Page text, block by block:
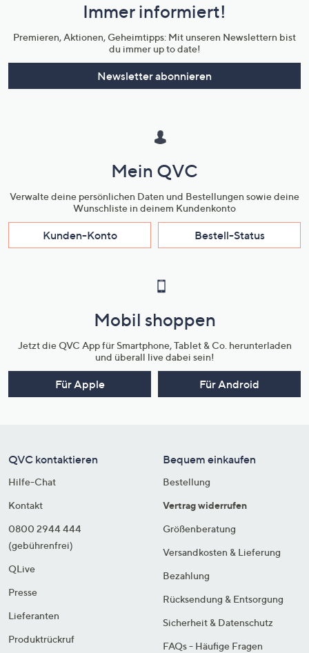
Unternehmensinformationen
Immer informiert!
Premieren, Aktionen, Geheimtipps: Mit unseren Newslettern bist
du immer up to date!
Newsletter abonnieren
Mein QVC
Verwalte deine persönlichen Daten und Bestellungen sowie deine
Wunschliste in deinem Kundenkonto
Kunden-Konto Bestell-Status
Mobil shoppen
Jetzt die QVC App für Smartphone, Tablet & Co. herunterladen
und überall live dabei sein!
Für Apple Für Android
QVC kontaktieren
Hilfe-Chat
Kontakt
0800 2944 444
(gebührenfrei)
QLive
Presse
Lieferanten
Produktrückruf
Bequem einkaufen
Bestellung
Vertrag widerrufen
Größenberatung
Versandkosten & Lieferung
Bezahlung
Rücksendung & Entsorgung
Sicherheit & Datenschutz
FAQs - Häufige Fragen